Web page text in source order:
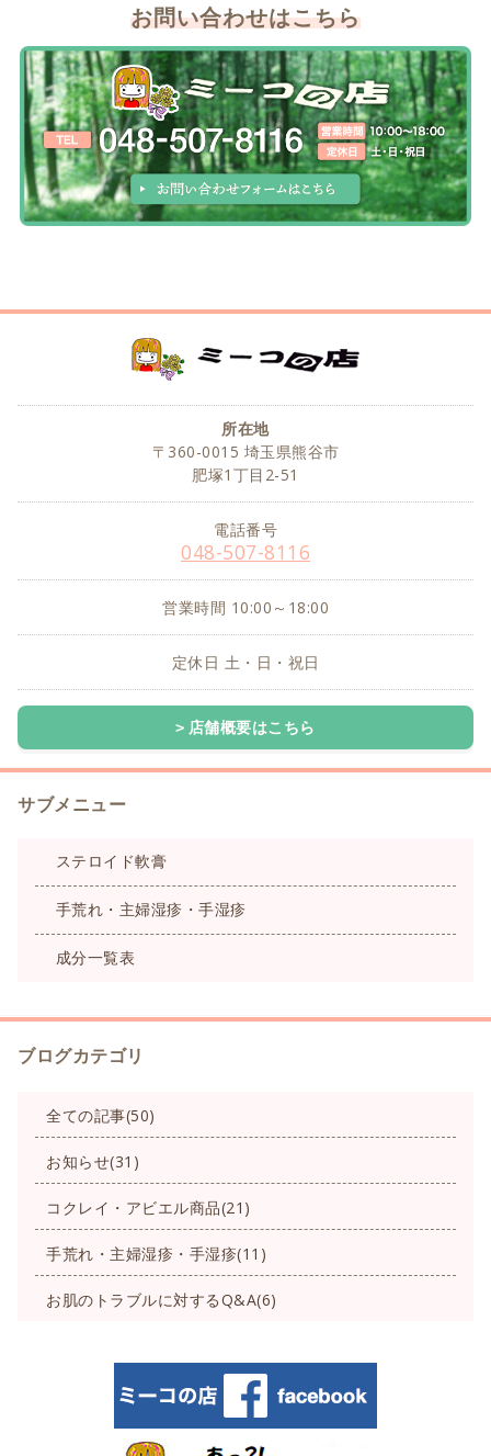
お問い合わせはこちら
所在地
〒360-0015 埼玉県熊谷市
肥塚1丁目2-51
電話番号
048-507-8116
営業時間 10:00～18:00
定休日 土・日・祝日
店舗概要はこちら
サブメニュー
ステロイド軟膏
手荒れ・主婦湿疹・手湿疹
成分一覧表
ブログカテゴリ
全ての記事(50)
お知らせ(31)
コクレイ・アビエル商品(21)
手荒れ・主婦湿疹・手湿疹(11)
お肌のトラブルに対するQ&A(6)